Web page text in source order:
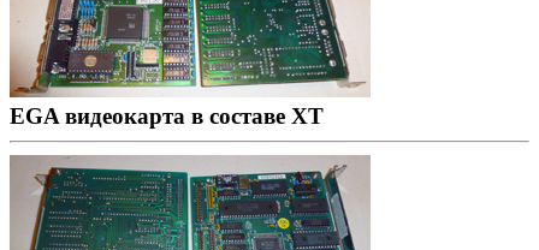
EGA видеокарта в составе XT